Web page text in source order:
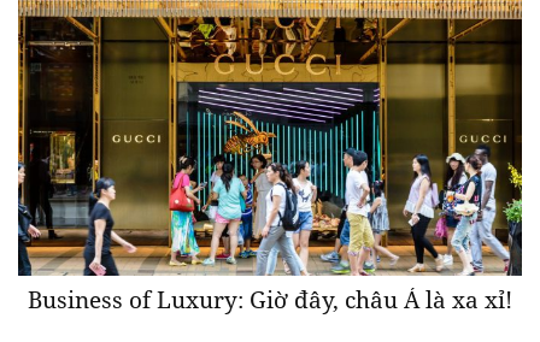
Business of Luxury: Giờ đây, châu Á là xa xỉ!